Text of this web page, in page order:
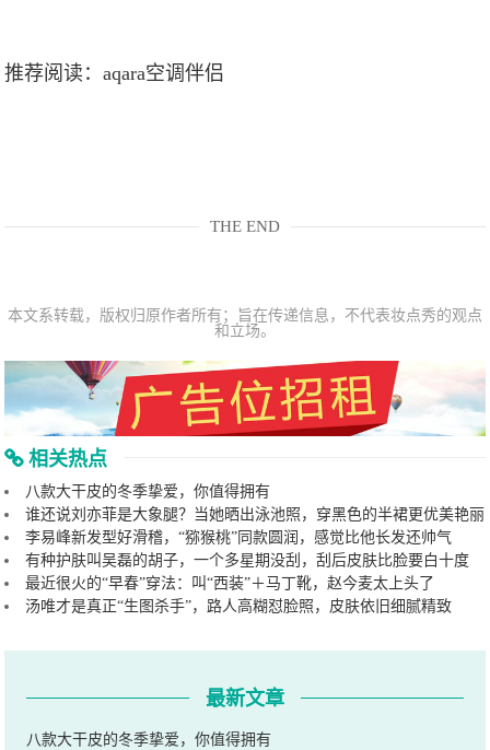
推荐阅读：aqara空调伴侣
THE END
本文系转载，版权归原作者所有；旨在传递信息，不代表妆点秀的观点
和立场。
相关热点
八款大干皮的冬季挚爱，你值得拥有
谁还说刘亦菲是大象腿？当她晒出泳池照，穿黑色的半裙更优美艳丽
李易峰新发型好滑稽，“猕猴桃”同款圆润，感觉比他长发还帅气
有种护肤叫吴磊的胡子，一个多星期没刮，刮后皮肤比脸要白十度
最近很火的“早春”穿法：叫“西装”＋马丁靴，赵今麦太上头了
汤唯才是真正“生图杀手”，路人高糊怼脸照，皮肤依旧细腻精致
最新文章
八款大干皮的冬季挚爱，你值得拥有